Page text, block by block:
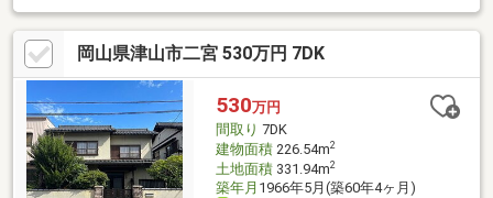
岡山県津山市二宮 530万円 7DK
530万円
間取り 7DK
建物面積226.54m2
土地面積331.94m2
築年月 1966年5月(築60年4ヶ月)